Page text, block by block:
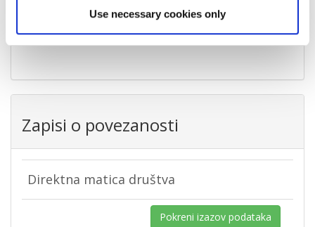
Use necessary cookies only
Garešnica
Država
Hrvatska
Zapisi o povezanosti
Direktna matica društva
Pokreni izazov podataka